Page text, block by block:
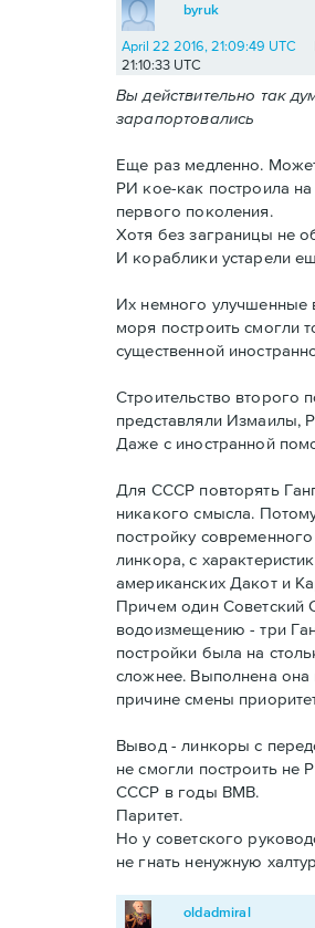
byruk
April 22 2016, 21:09:49 UTC
21:10:33 UTC
Вы действительно так
зарапортовались
Еще раз медленно.
РИ кое-как построила на
первого поколения.
Хотя без заграницы не
И кораблики устарели
Их немного улучшенные
моря построить смогли
существенной
Строительство второго
представляли Измаилы,
Даже с иностранной
Для СССР повторять
никакого смысла.
постройку
линкора, с
американских Дакот и
Причем один Советский
водоизмещению - три
постройки была на
сложнее. Выполнена она
причине смены
Вывод - линкоры с
не смогли построить
СССР в годы ВМВ.
Паритет.
Но у советского
не гнать ненужную
oldadmiral